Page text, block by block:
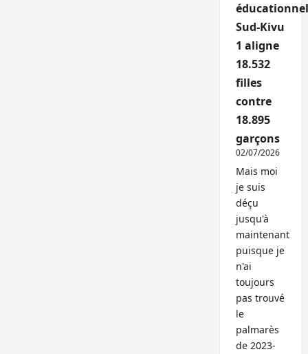
Sud-Kivu
1 aligne
18.532
filles
contre
18.895
garçons
02/07/2026
Mais moi
je suis
déçu
jusqu'à
maintenant
puisque je
n'ai
toujours
pas trouvé
le
palmarès
de 2023-